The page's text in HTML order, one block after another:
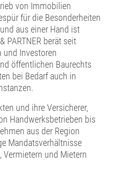
von Immobilien
für die Besonderheiten
aus einer Hand ist
PARTNER berät seit
und Investoren
öffentlichen Baurechts
bei Bedarf auch in
und ihre Versicherer,
Handwerksbetrieben bis
aus der Region
Mandatsverhältnisse
Vermietern und Mietern